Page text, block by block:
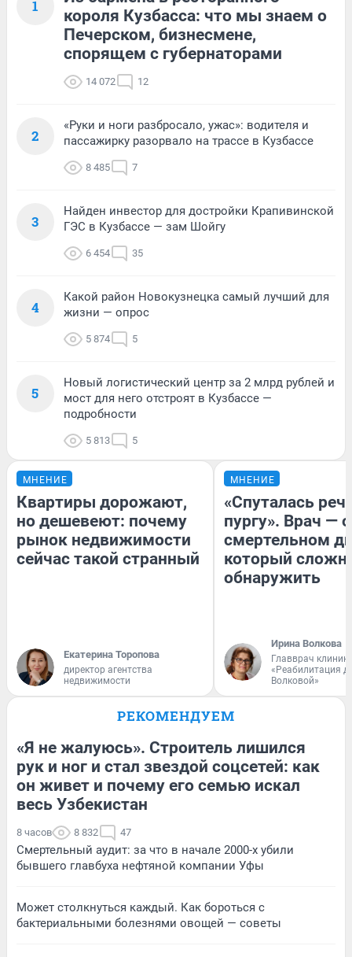
1
короля Кузбасса: что мы знаем о
Печерском, бизнесмене,
спорящем с губернаторами
14 072 12
2
«Руки и ноги разбросало, ужас»: водителя и
пассажирку разорвало на трассе в Кузбассе
8 485 7
3
Найден инвестор для достройки Крапивинской
ГЭС в Кузбассе — зам Шойгу
6 454 35
4
Какой район Новокузнецка самый лучший для
жизни — опрос
5 874 5
5
Новый логистический центр за 2 млрд рублей и
мост для него отстроят в Кузбассе —
подробности
5 813 5
МНЕНИЕ
Квартиры дорожают,
но дешевеют: почему
рынок недвижимости
сейчас такой странный
Екатерина Торопова
директор агентства
недвижимости
МНЕНИЕ
«Спуталась
пургу». Врач — о
смертельном
который
обнаружить
Ирина Волкова
Главврач
«Реабилитация
Волковой»
РЕКОМЕНДУЕМ
«Я не жалуюсь». Строитель лишился
рук и ног и стал звездой соцсетей: как
он живет и почему его семью искал
весь Узбекистан
8 часов 8 832 47
Смертельный аудит: за что в начале 2000-х убили
бывшего главбуха нефтяной компании Уфы
Может столкнуться каждый. Как бороться с
бактериальными болезнями овощей — советы